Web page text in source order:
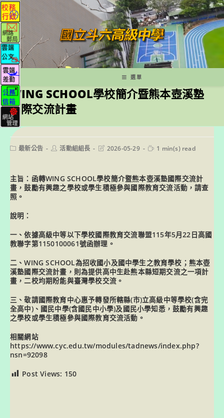
跳
轉
至
主
要
內
容
選單
WING SCHOOL學校簡介暨熊本壺溪塾
國際交流計畫
Post最新公告
Post活動組組長
Post2026-05-29
Reading
1 min(s) read
主旨：函轉WING SCHOOL學校簡介暨熊本壺溪塾國際交流計
畫，鼓勵有興趣之學校或學生積極參與國際教育交流活動，請查
照。
說明：
一、依據高級中等以下學校國際教育交流聯盟115年5月22日高國
教聯字第1150100061號函辦理。
二、WING SCHOOL為招收國小及國中學生之教育學校；熊本壺
溪塾國際交流計畫，則為提供高中生赴熊本縣短期交流之一項計
畫，二校均期盼能與臺灣學校交流。
三、敬請國際教育中心惠予轉發所轄縣(市)立高級中等學校(含完
全高中)、國民中學(含國民中小學)及國民小學知悉，鼓勵有興趣
之學校或學生積極參與國際教育交流活動。
相關網站
https://www.cyc.edu.tw/modules/tadnews/index.php?
nsn=92098
Post Views: 150